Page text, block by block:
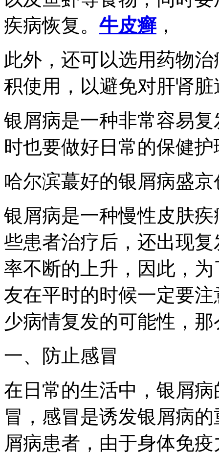
疾病恢复。 牛皮癣 ，
此外，还可以选用药物
积使用，以避免对肝肾
银屑病是一种非常容易
时也要做好日常的保健护
哈尔滨蕞好的银屑病盛京
银屑病是一种慢性皮肤
些患者治疗后，还出现
率不断的上升，因此，
友在平时的时候一定要
少病情复发的可能性，
一、防止感冒
在日常的生活中，银屑
冒，感冒是诱发银屑病
屑病患者，由于身体免